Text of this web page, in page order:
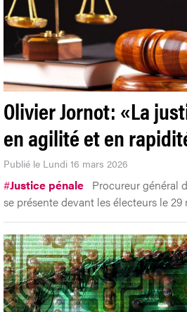
Olivier Jornot: «La
en agilité et en
Publié le Lundi 16 mars 2026
#Justice pénale Procureur général
se présente devant les électeurs le 29